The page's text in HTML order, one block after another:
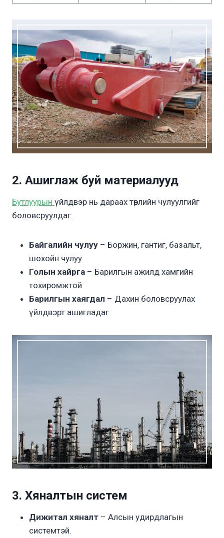
2. Ашиглаж буй материалууд
Бутлуурын үйлдвэр нь дараах төрлийн чулуулгийг
боловсруулдаг.
Байгалийн чулуу – Боржин, гантиг, базальт,
шохойн чулуу
Голын хайрга – Барилгын ажилд хамгийн
тохиромжтой
Барилгын хаягдал – Дахин боловсруулах
үйлдвэрт ашигладаг
3. Хяналтын систем
Дижитал хяналт – Алсын удирдлагын
системтэй.